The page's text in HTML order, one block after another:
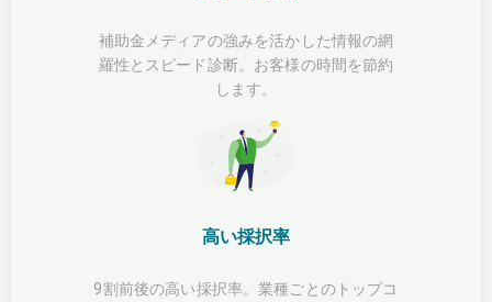
補助金メディアの強みを活かした情報の網
羅性とスピード診断。お客様の時間を節約
します。
高い採択率
9割前後の高い採択率。業種ごとのトップコ